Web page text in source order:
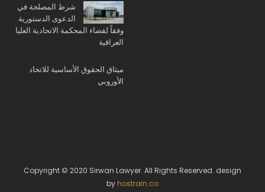
شرط المصلحة في
الدعوى الدستورية
وفقاً لقضاء المحكمة الاتحادية العليا
العراقية
ميثاق الحقوق الأساسية للاتحاد
الأوروبي
Copyright © 2020 Sirwan Lawyer. All Rights Reserved. design
by hostrain.co